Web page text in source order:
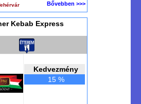
Bővebben >>>
Kebab Express
Kedvezmény
15 %